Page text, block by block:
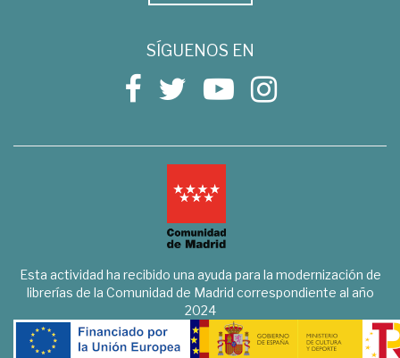
SÍGUENOS EN
Esta actividad ha recibido una ayuda para la modernización de
librerías de la Comunidad de Madrid correspondiente al año
2024